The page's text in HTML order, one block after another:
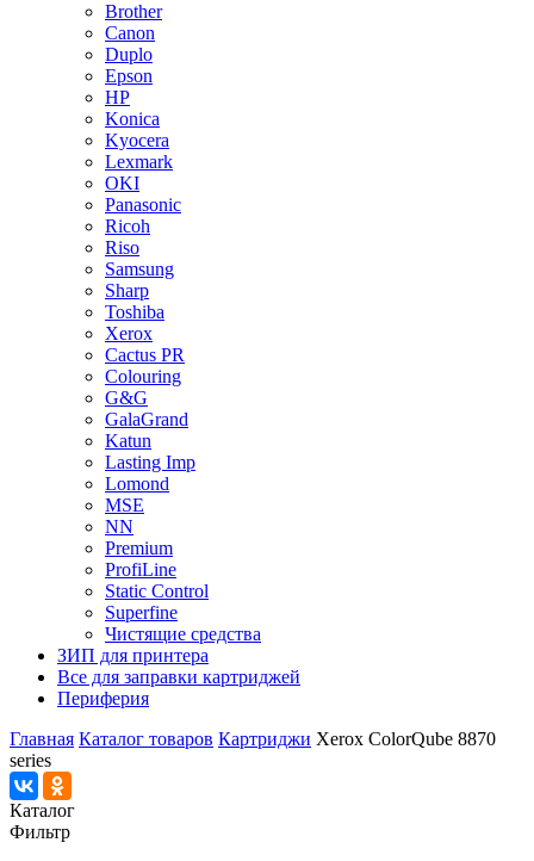
Brother
Canon
Duplo
Epson
HP
Konica
Kyocera
Lexmark
OKI
Panasonic
Ricoh
Riso
Samsung
Sharp
Toshiba
Xerox
Cactus PR
Colouring
G&G
GalaGrand
Katun
Lasting Imp
Lomond
MSE
NN
Premium
ProfiLine
Static Control
Superfine
Чистящие средства
ЗИП для принтера
Все для заправки картриджей
Периферия
Главная Каталог товаров Картриджи Xerox ColorQube 8870
series
Каталог
Фильтр